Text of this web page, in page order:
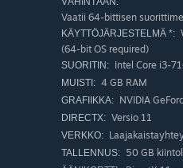
Liity taisteluun
vastaan ympäri
Vaatii 64-bittisen
KÄYTTÖJÄRJESTELMÄ *:
(64-bit OS required)
SUORITIN: Intel Core i3-
MUISTI: 4 GB RAM
GRAFIIKKA: NVIDIA
DIRECTX: Versio 11
VERKKO:
TALLENNUS: 50 GB